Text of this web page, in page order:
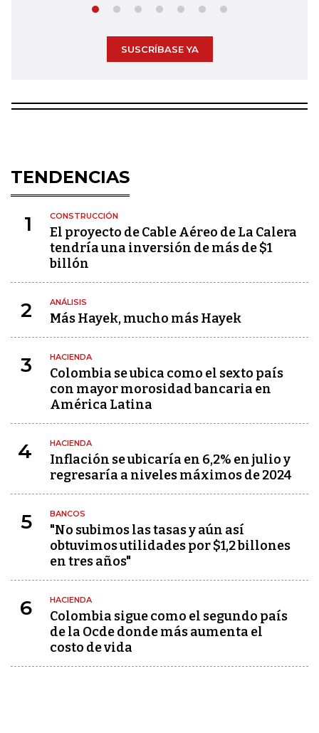
SUSCRÍBASE YA
TENDENCIAS
1 CONSTRUCCIÓN
El proyecto de Cable Aéreo de La Calera
tendría una inversión de más de $1
billón
2 ANÁLISIS
Más Hayek, mucho más Hayek
3 HACIENDA
Colombia se ubica como el sexto país
con mayor morosidad bancaria en
América Latina
4 HACIENDA
Inflación se ubicaría en 6,2% en julio y
regresaría a niveles máximos de 2024
5 BANCOS
"No subimos las tasas y aún así
obtuvimos utilidades por $1,2 billones
en tres años"
6 HACIENDA
Colombia sigue como el segundo país
de la Ocde donde más aumenta el
costo de vida